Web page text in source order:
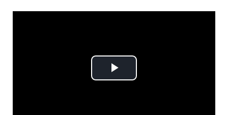
Play